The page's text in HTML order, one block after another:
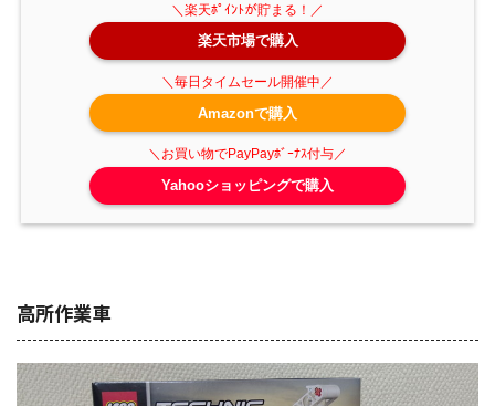
楽天市場で購入
Amazonで購入
Yahooショッピングで購入
高所作業車